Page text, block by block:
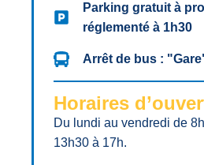
Parking gratuit à
réglementé à 1h30
Arrêt de bus :
Horaires
Du lundi au vendredi de
13h30 à 17h.